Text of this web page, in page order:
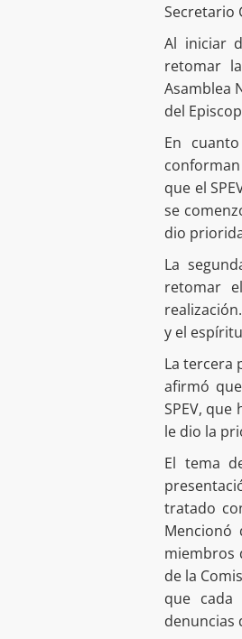
Secretario
Al iniciar
retomar
Asamblea
del
En
conforman
que el
se
dio
La
retomar
y el
La tercera
afirmó
SPEV,
le dio la
El tema
tratado
Mencionó
miembros
de la
que cada
denuncias